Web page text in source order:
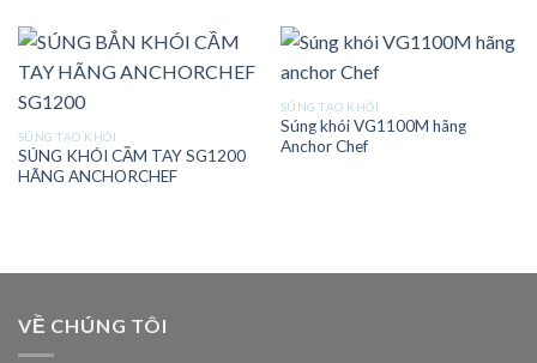
SÚNG TẠO KHÓI
SÚNG KHÓI CẦM TAY SG1200
HÃNG ANCHORCHEF
SÚNG TẠO KHÓI
Súng khói VG1100M hãng
Anchor Chef
VỀ CHÚNG TÔI